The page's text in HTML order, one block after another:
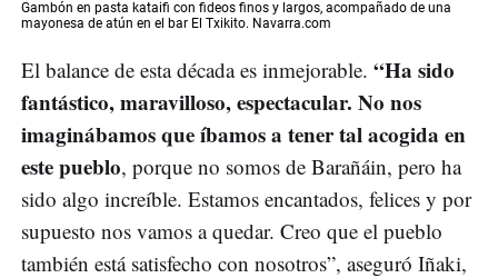
Gambón en pasta kataifi con fideos finos y largos, acompañado de una
mayonesa de atún en el bar El Txikito. Navarra.com
El balance de esta década es inmejorable. “Ha sido
fantástico, maravilloso, espectacular. No nos
imaginábamos que íbamos a tener tal acogida en
este pueblo, porque no somos de Barañáin, pero ha
sido algo increíble. Estamos encantados, felices y por
supuesto nos vamos a quedar. Creo que el pueblo
también está satisfecho con nosotros”, aseguró Iñaki,